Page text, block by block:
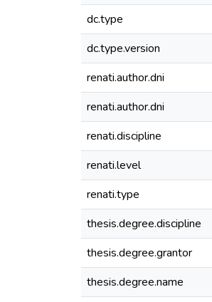
dc.type
dc.type.version
renati.author.dni
renati.author.dni
renati.discipline
renati.level
renati.type
thesis.degree.discipline
thesis.degree.grantor
thesis.degree.name